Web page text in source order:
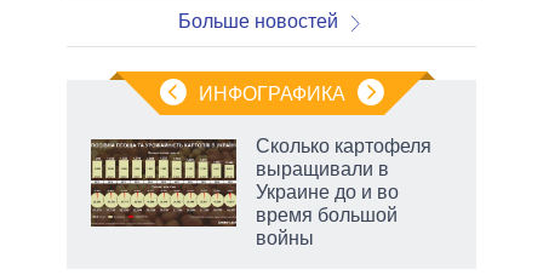
Больше новостей
ИНФОГРАФИКА
Сколько картофеля
выращивали в
Украине до и во
время большой
войны